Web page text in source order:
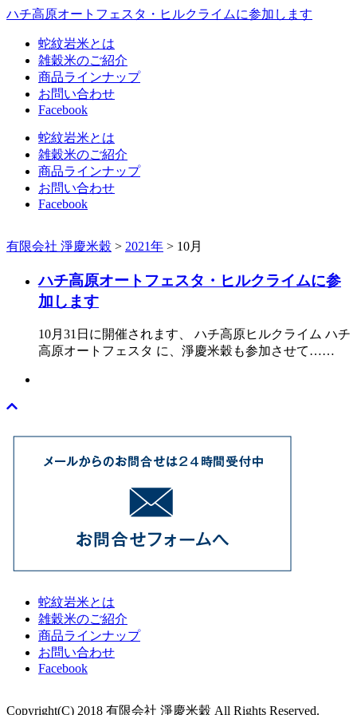
ハチ高原オートフェスタ・ヒルクライムに参加します
蛇紋岩米とは
雑穀米のご紹介
商品ラインナップ
お問い合わせ
Facebook
蛇紋岩米とは
雑穀米のご紹介
商品ラインナップ
お問い合わせ
Facebook
有限会社 淨慶米穀 > 2021年 > 10月
ハチ高原オートフェスタ・ヒルクライムに参
加します
10月31日に開催されます、 ハチ高原ヒルクライム ハチ
高原オートフェスタ に、淨慶米穀も参加させて……
蛇紋岩米とは
雑穀米のご紹介
商品ラインナップ
お問い合わせ
Facebook
Copyright(C) 2018 有限会社 淨慶米穀 All Rights Reserved.